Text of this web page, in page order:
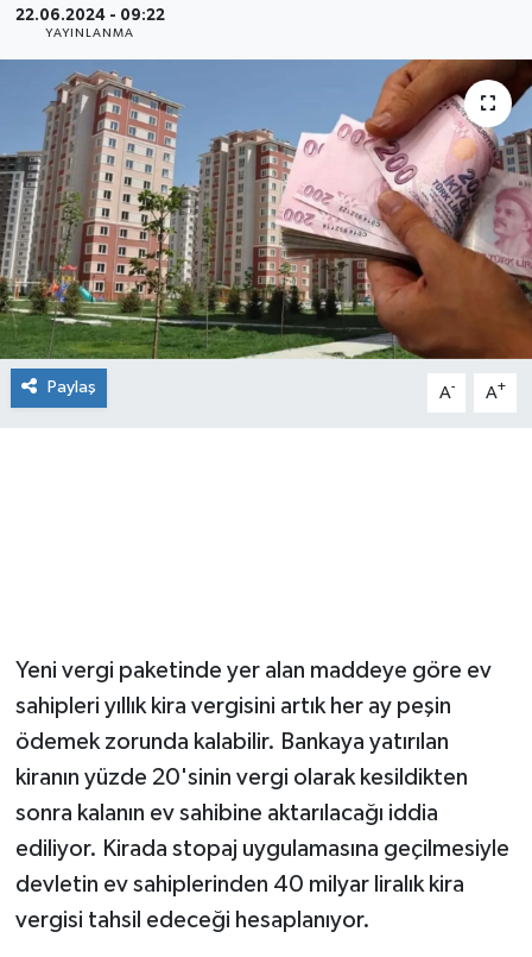
22.06.2024 - 09:22
YAYINLANMA
Paylaş A- A+
Yeni vergi paketinde yer alan maddeye göre ev
sahipleri yıllık kira vergisini artık her ay peşin
ödemek zorunda kalabilir. Bankaya yatırılan
kiranın yüzde 20'sinin vergi olarak kesildikten
sonra kalanın ev sahibine aktarılacağı iddia
ediliyor. Kirada stopaj uygulamasına geçilmesiyle
devletin ev sahiplerinden 40 milyar liralık kira
vergisi tahsil edeceği hesaplanıyor.